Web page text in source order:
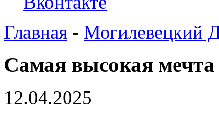
Главная - Могилевецкий
Самая высокая
12.04.2025